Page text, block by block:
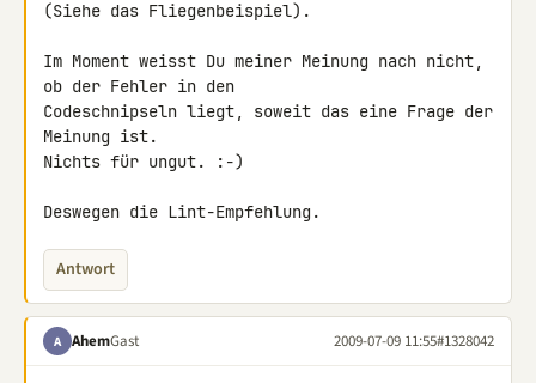
(Siehe das Fliegenbeispiel).
Im Moment weisst Du meiner Meinung nach nicht,
ob der Fehler in den
Codeschnipseln liegt, soweit das eine Frage der
Meinung ist.
Nichts für ungut. :-)
Deswegen die Lint-Empfehlung.
Antwort
A AhemGast 2009-07-09 11:55#1328042